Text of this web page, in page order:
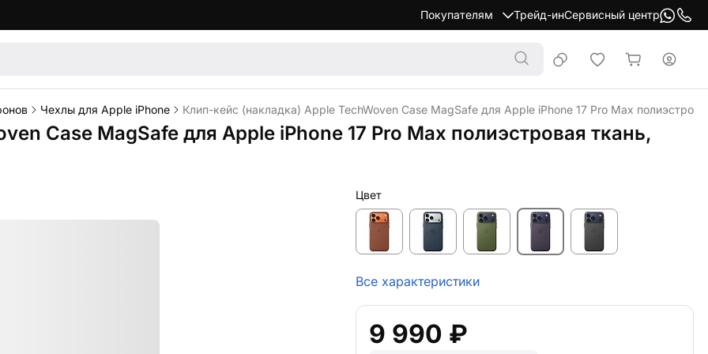
Покупателям Трейд-инСервисный центр
Чехлы для Apple iPhone Клип-кейс (накладка) Apple TechWoven Case MagSafe для Apple iPhone 17 Pro Max
Case MagSafe для Apple iPhone 17 Pro Max полиэстровая ткань,
Цвет
Все характеристики
9 990 ₽